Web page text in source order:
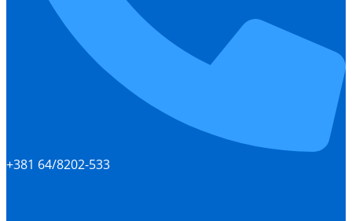
+381 64/8202-533